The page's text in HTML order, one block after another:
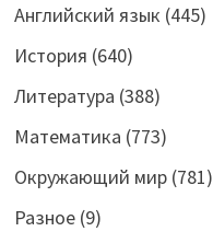
Английский язык (445)
История (640)
Литература (388)
Математика (773)
Окружающий мир(781)
Разное(9)